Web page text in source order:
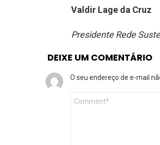
Valdir Lage da Cruz
Presidente Rede
DEIXE UM COMENTÁRIO
O seu endereço de e-mail
Comentário